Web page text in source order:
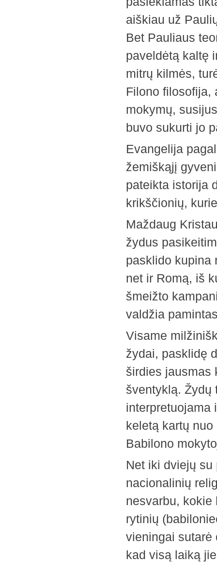
aiškiau už
Bet Pauliaus
paveldėtą kaltę
mitrų kilmės,
Filono filosofija,
mokymų,
buvo sukurti jo
Evangelija
žemiškąjį
pateikta istorija
krikščionių,
Maždaug
žydus
pasklido kupina
net ir Romą, iš
šmeižto
valdžia
Visame
žydai, pasklidę
širdies jausmas
šventyklą. Žydų
interpretuojama
keletą kartų
Babilono
Net iki dviejų
nacionalinių
nesvarbu, kokie
rytinių
vieningai sutarė
kad visą laiką